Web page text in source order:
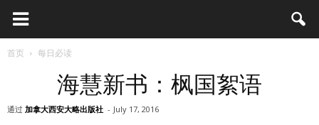
首页 每日必读
海慧新书：枫国絮语
通过 加拿大西安大略出版社 - July 17, 2016